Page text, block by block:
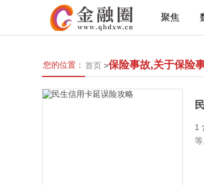
聚焦
您的位置： 首页 >保险事故,关于保险
1